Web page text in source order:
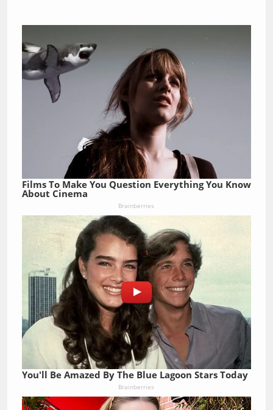
Films To Make You Question Everything You Know
About Cinema
Brainberries
You'll Be Amazed By The Blue Lagoon Stars Today
Brainberries